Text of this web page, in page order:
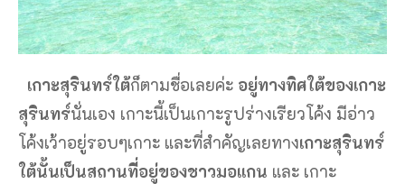
เกาะสุรินทร์ใต้ก็ตามชื่อเลยค่ะ อยู่ทางทิศใต้ของเกาะ
สุรินทร์นั่นเอง เกาะนี้เป็นเกาะรูปร่างเรียวโค้ง มีอ่าว
โค้งเว้าอยู่รอบๆเกาะ และที่สำคัญเลยทางเกาะสุรินทร์
ใต้นั้นเป็นสถานที่อยู่ของชาวมอแกน และ เกาะ